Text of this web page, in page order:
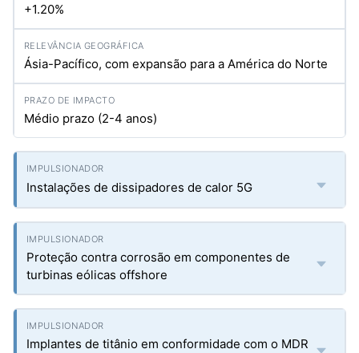
+1.20%
Ásia-Pacífico, com expansão para a América do Norte
Médio prazo (2-4 anos)
Instalações de dissipadores de calor 5G
Proteção contra corrosão em componentes de
turbinas eólicas offshore
Implantes de titânio em conformidade com o MDR